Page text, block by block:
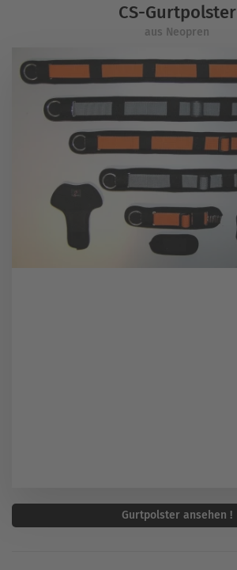
CS-Gurtpolster
aus Neopren
Gurtpolster ansehen !